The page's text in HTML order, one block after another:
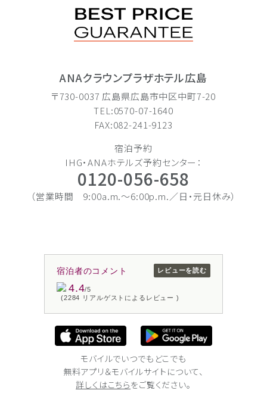
ANAクラウンプラザホテル広島
〒730-0037 広島県広島市中区中町7-20
TEL:0570-07-1640
FAX:082-241-9123
宿泊予約
IHG・ANAホテルズ予約センター：
0120-056-658
（営業時間 9:00a.m.〜6:00p.m.／日・元日休み）
宿泊者のコメント
4.4/5
(2284 リアルゲストによるレビュー )
レビューを読む
モバイルでいつでもどこでも
無料アプリ＆モバイルサイトについて、
詳しくはこちらをご覧ください。